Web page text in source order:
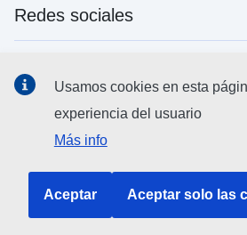
Redes sociales
Instituciones y organismos de
Usamos cookies en esta
experiencia del usuario
Más info
Aceptar Aceptar solo las